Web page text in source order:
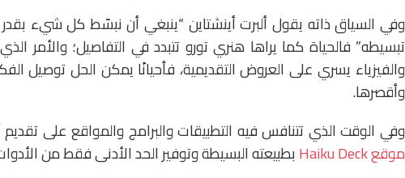
وفي السياق ذاته يقول ألبرت أينشتاين “ينبغي أن نبسّط كل شيء
تبسيطه” فالحياة كما يراها هنري تورو تتبدد في التفاصيل؛ والأمر
والفيزياء يسري على العروض التقديمية، فأحيانًا يمكن الحل توصيل
وأقصرها.
وفي الوقت الذي تتنافس فيه التطبيقات والبرامج والمواقع على تقديم
موقع Haiku Deck
بطبيعته البسيطة وتوفير الحد الأدنى فقط من